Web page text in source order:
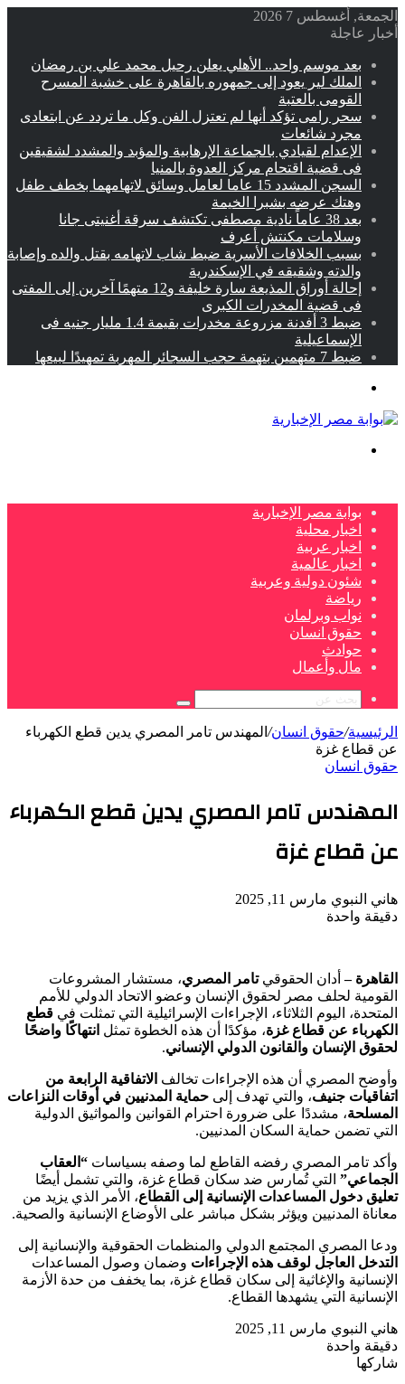
الجمعة, أغسطس 7 2026
أخبار عاجلة
بعد موسم واحد.. الأهلي يعلن رحيل محمد علي بن رمضان
الملك لير يعود إلى جمهوره بالقاهرة على خشبة المسرح
القومى بالعتبة
سحر رامى تؤكد أنها لم تعتزل الفن وكل ما تردد عن ابتعادى
مجرد شائعات
الإعدام لقيادي بالجماعة الإرهابية والمؤبد والمشدد لشقيقين
فى قضية اقتحام مركز العدوة بالمنيا
السجن المشدد 15 عاما لعامل وسائق لاتهامهما بخطف طفل
وهتك عرضه بشبرا الخيمة
بعد 38 عاماً نادية مصطفى تكتشف سرقة أغنيتى جانا
وسلامات مكنتش أعرف
بسبب الخلافات الأسرية ضبط شاب لاتهامه بقتل والده وإصابة
والدته وشقيقه في الإسكندرية
إحالة أوراق المذيعة سارة خليفة و12 متهمًا آخرين إلى المفتى
فى قضية المخدرات الكبرى
ضبط 3 أفدنة مزروعة مخدرات بقيمة 1.4 مليار جنيه فى
الإسماعيلية
ضبط 7 متهمين بتهمة حجب السجائر المهربة تمهيدًا لبيعها
بوابة مصر الإخبارية
اخبار محلية
اخبار عربية
اخبار عالمية
شئون دولية وعربية
رياضة
نواب وبرلمان
حقوق انسان
حوادث
مال وأعمال
بحث
عن
الرئيسية/حقوق انسان/ المهندس تامر المصري يدين قطع الكهرباء
عن قطاع غزة
حقوق انسان
المهندس تامر المصري يدين قطع الكهرباء
عن قطاع غزة
هاني النبوي أرسل
بريدا
مارس 11, 2025
دقيقة واحدة
القاهرة –أدان الحقوقيتامر المصري، مستشار المشروعات
القومية لحلف مصر لحقوق الإنسان وعضو الاتحاد الدولي للأمم
المتحدة، اليوم الثلاثاء، الإجراءات الإسرائيلية التي تمثلت في قطع
الكهرباء عن قطاع غزة، مؤكدًا أن هذه الخطوة تمثل انتهاكًا واضحًا
لحقوق الإنسان والقانون الدولي الإنساني.
وأوضح المصري أن هذه الإجراءات تخالف الاتفاقية الرابعة من
اتفاقيات جنيف، والتي تهدف إلى حماية المدنيين في أوقات النزاعات
المسلحة، مشددًا على ضرورة احترام القوانين والمواثيق الدولية
التي تضمن حماية السكان المدنيين.
وأكد تامر المصري رفضه القاطع لما وصفه بسياسات “العقاب
الجماعي” التي تُمارس ضد سكان قطاع غزة، والتي تشمل أيضًا
تعليق دخول المساعدات الإنسانية إلى القطاع، الأمر الذي يزيد من
معاناة المدنيين ويؤثر بشكل مباشر على الأوضاع الإنسانية والصحية.
ودعا المصري المجتمع الدولي والمنظمات الحقوقية والإنسانية إلى
التدخل العاجل لوقف هذه الإجراءات وضمان وصول المساعدات
الإنسانية والإغاثية إلى سكان قطاع غزة، بما يخفف من حدة الأزمة
الإنسانية التي يشهدها القطاع.
هاني النبوي أرسل
بريدا
مارس 11, 2025
دقيقة واحدة
فيسبوك
‫X
لينكدإن
بينتيريست
‫Pocket
واتساب
تيلقرام
ڤايبر
لاين
شاركها